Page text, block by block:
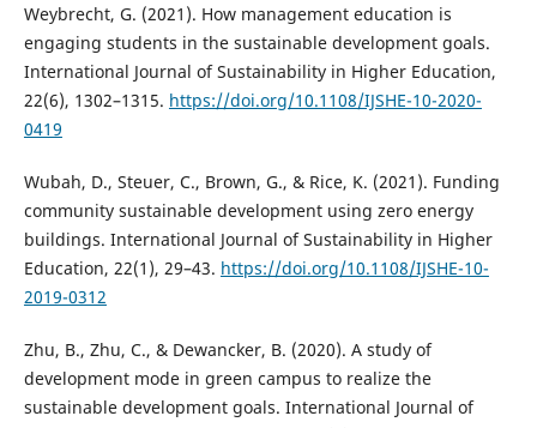
Weybrecht, G. (2021). How management education is
engaging students in the sustainable development goals.
International Journal of Sustainability in Higher Education,
22(6), 1302–1315. https://doi.org/10.1108/IJSHE-10-2020-
0419
Wubah, D., Steuer, C., Brown, G., & Rice, K. (2021). Funding
community sustainable development using zero energy
buildings. International Journal of Sustainability in Higher
Education, 22(1), 29–43. https://doi.org/10.1108/IJSHE-10-
2019-0312
Zhu, B., Zhu, C., & Dewancker, B. (2020). A study of
development mode in green campus to realize the
sustainable development goals. International Journal of